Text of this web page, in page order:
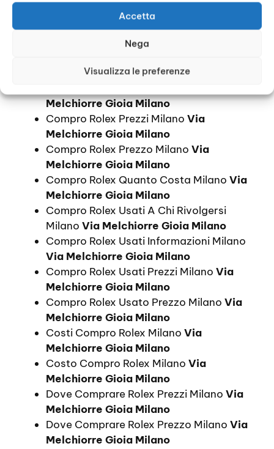
Accetta
Nega
Visualizza le preferenze
Melchiorre Gioia Milano
Comprare Rolex Prezzi MilanoVia
Melchiorre Gioia Milano
Melchiorre Gioia Milano
Melchiorre Gioia Milano
Compro Rolex Prezzi Milano Via
Melchiorre Gioia Milano
Compro Rolex Prezzo Milano Via
Melchiorre Gioia Milano
Compro Rolex Quanto Costa Milano Via
Melchiorre Gioia Milano
Compro Rolex Usati A Chi Rivolgersi
Milano Via Melchiorre Gioia Milano
Compro Rolex Usati Informazioni Milano
Via Melchiorre Gioia Milano
Compro Rolex Usati Prezzi Milano Via
Melchiorre Gioia Milano
Compro Rolex Usato Prezzo Milano Via
Melchiorre Gioia Milano
Costi Compro Rolex Milano Via
Melchiorre Gioia Milano
Costo Compro Rolex Milano Via
Melchiorre Gioia Milano
Dove Comprare Rolex Prezzi Milano Via
Melchiorre Gioia Milano
Dove Comprare Rolex Prezzo Milano Via
Melchiorre Gioia Milano